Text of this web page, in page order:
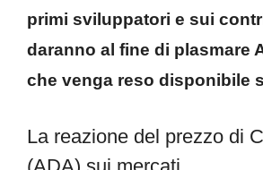
primi sviluppatori e sui
daranno al fine di plasmare
che venga reso disponibile
La reazione del prezzo di